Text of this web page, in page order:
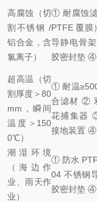
高腐蚀（切
割不锈钢 /
铝合金，含
氯离子）
① 耐腐蚀
PTFE 覆
导静电骨
胶密封垫
超高温（切
割厚度＞80
mm，瞬间
温度＞150
0℃）
① 耐温
合滤材 ②
花捕集器
接地装置 ④
潮湿环境
（海边作
业、雨天作
业）
① 防水
04 不锈钢
胶密封垫